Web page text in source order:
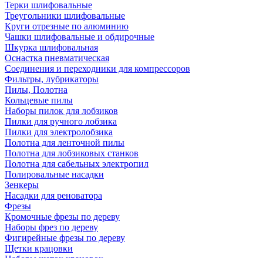
Терки шлифовальные
Треугольники шлифовальные
Круги отрезные по алюминию
Чашки шлифовальные и обдирочные
Шкурка шлифовальная
Оснастка пневматическая
Соединения и переходники для компрессоров
Фильтры, лубрикаторы
Пилы, Полотна
Кольцевые пилы
Наборы пилок для лобзиков
Пилки для ручного лобзика
Пилки для электролобзика
Полотна для ленточной пилы
Полотна для лобзиковых станков
Полотна для сабельных электропил
Полировальные насадки
Зенкеры
Насадки для реноватора
Фрезы
Кромочные фрезы по дереву
Наборы фрез по дереву
Фигирейные фрезы по дереву
Щетки крацовки